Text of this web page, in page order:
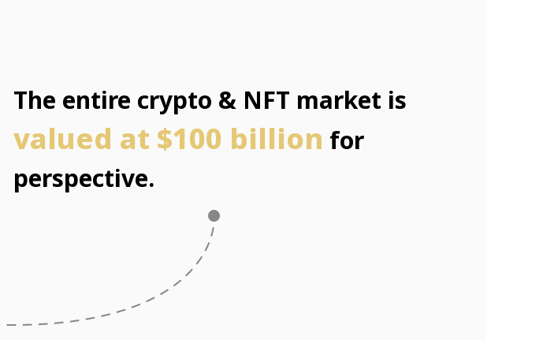
The entire crypto & NFT market is
valued at $100 billion for
perspective.